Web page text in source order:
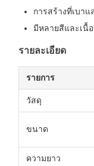
การสร้างที่เบา
มีหลายสีและเนื้อ
รายละเอียด
รายการ
วัสดุ
ขนาด
ความยาว